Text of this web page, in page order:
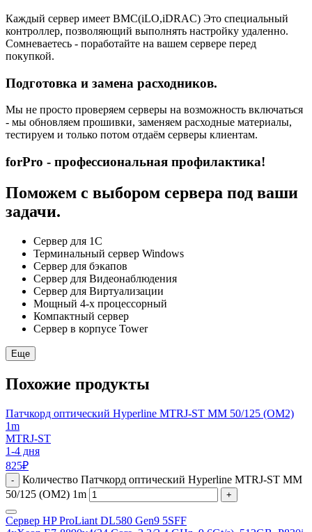
Каждый сервер имеет BMC(iLO,iDRAC) Это специальный
контроллер, позволяющий выполнять настройку удаленно.
Сомневаетесь - поработайте на вашем сервере перед
покупкой.
Подготовка и замена расходников.
Мы не просто проверяем серверы на возможность включаться
- мы обновляем прошивки, заменяем расходные материалы,
тестируем и только потом отдаём серверы клиентам.
forPro - профессиональная профилактика!
Поможем с выбором сервера под ваши
задачи.
Сервер для 1С
Терминальный сервер Windows
Сервер для бэкапов
Сервер для Видеонаблюдения
Сервер для Виртуализации
Мощный 4-х процессорный
Компактный сервер
Сервер в корпусе Tower
Еще
Похожие продукты
Патчкорд оптический Hyperline MTRJ-ST MM 50/125 (ОМ2)
1m
MTRJ-ST
1-4 дня
825₽
-
Количество Патчкорд оптический Hyperline MTRJ-ST MM
50/125 (ОМ2) 1m
+
Сервер HP ProLiant DL580 Gen9 5SFF